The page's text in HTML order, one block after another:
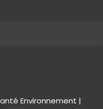
Environnement |